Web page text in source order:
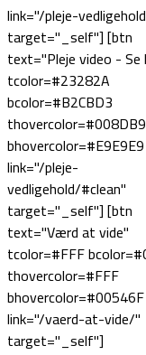
link="/pleje-
target="_self"] [btn
text="Pleje video - Se
tcolor=#23282A
bcolor=#B2CBD3
thovercolor=#008DB9
bhovercolor=#E9E9E9
link="/pleje-
vedligehold/#clean"
target="_self"] [btn
text="Værd at vide"
tcolor=#FFF
thovercolor=#FFF
bhovercolor=#00546F
link="/vaerd-at-vide/"
target="_self"]